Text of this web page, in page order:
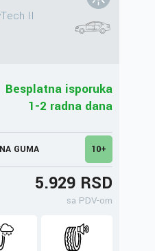
II
Besplatna isporuka
1-2 radna dana
GUMA 10+
5.929 RSD
sa PDV-om